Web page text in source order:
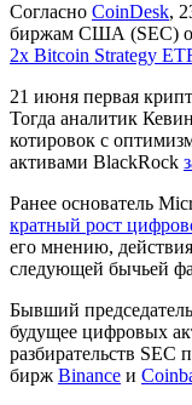
Согласно CoinDesk,
биржам США (SEC)
2x Bitcoin Strategy
21 июня первая
Тогда аналитик
котировок с
активами BlackRock
Ранее основатель
кратный рост
его мнению,
следующей бычьей
Бывший председатель
будущее цифровых
разбирательств
бирж Binance и